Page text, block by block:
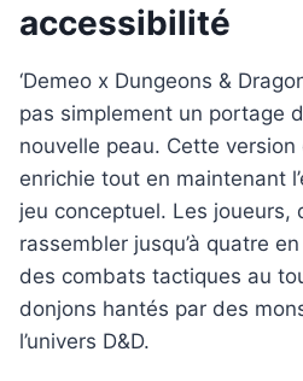
accessibilité
‘Demeo x Dungeons &
pas simplement un portage
nouvelle peau. Cette
enrichie tout en maintenant
jeu conceptuel. Les joueurs,
rassembler jusqu’à quatre
des combats tactiques au
donjons hantés par des
l’univers D&D.